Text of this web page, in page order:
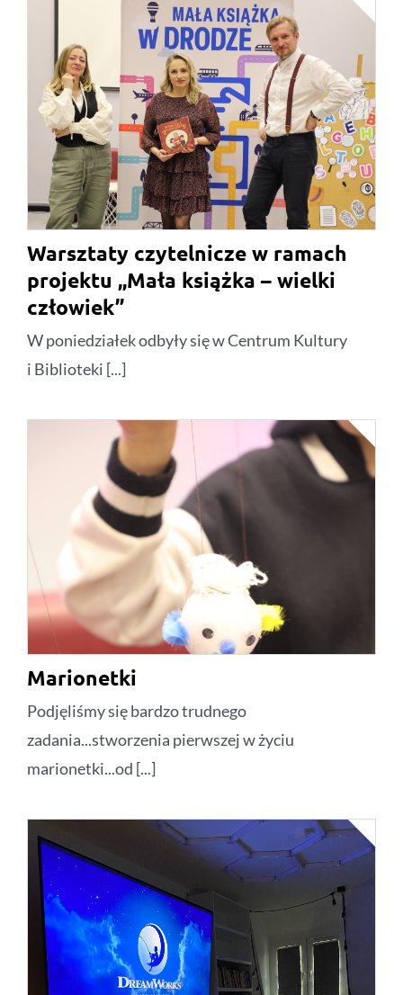
Warsztaty czytelnicze w ramach
projektu „Mała książka – wielki
człowiek”
W poniedziałek odbyły się w Centrum Kultury
i Biblioteki [...]
Marionetki
Podjęliśmy się bardzo trudnego
zadania...stworzenia pierwszej w życiu
marionetki...od [...]